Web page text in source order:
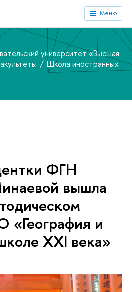
Меню
университет «Высшая
Школа иностранных
ФГН
вышла
«География и
XXI века»